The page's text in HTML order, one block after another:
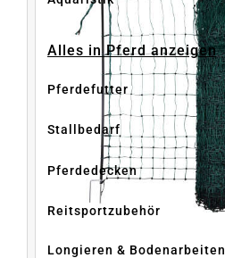
Alles in Pferd anzeigen
Pferdefutter
Stallbedarf
Pferdedecken
Reitsportzubehör
Longieren & Bodenarbeiten